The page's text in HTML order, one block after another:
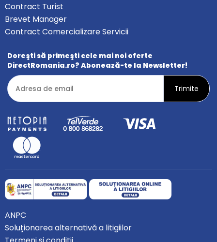
Contract Turist
Brevet Manager
Contract Comercializare Servicii
Doreşti să primeşti cele mai noi oferte
DirectRomania.ro? Abonează-te la Newsletter!
ANPC
Soluționarea alternativă a litigiilor